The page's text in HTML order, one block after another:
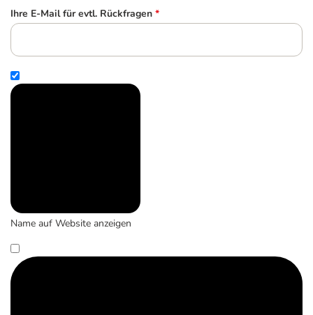
Ihre E-Mail für evtl. Rückfragen *
Name auf Website anzeigen